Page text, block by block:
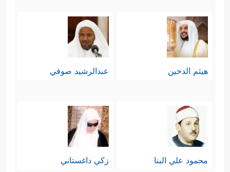
هيثم الدخين عبدالرشيد صوفي
محمود علي البنا زكي داغستاني